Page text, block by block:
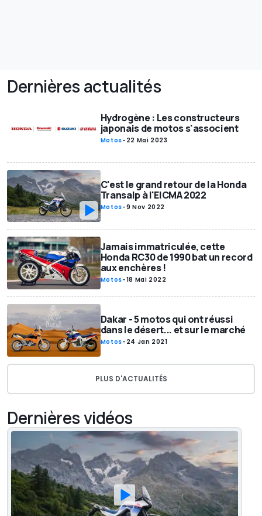
Dernières actualités
Hydrogène : Les constructeurs
japonais de motos s'associent
Motos- 22 Mai 2023
C'est le grand retour de la Honda
Transalp à l'EICMA 2022
Motos-9 Nov 2022
Jamais immatriculée, cette
Honda RC30 de 1990 bat un record
aux enchères !
Motos-18 Mai 2022
Dakar - 5 motos qui ont réussi
dans le désert... et sur le marché
Motos- 24 Jan 2021
PLUS D'ACTUALITÉS
Dernières vidéos